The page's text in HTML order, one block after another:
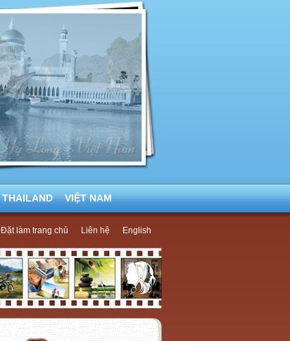
THAILAND VIỆT NAM
Đặt làm trang chủ Liên hệ English